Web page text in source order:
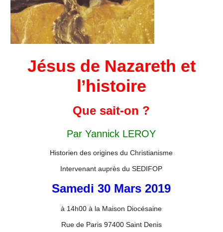
Jésus de Nazareth et
l’histoire
Que sait-on ?
Par Yannick LEROY
Historien des origines du Christianisme
Intervenant auprès du SEDIFOP
Samedi 30 Mars 2019
à 14h00 à la Maison Diocésaine
Rue de Paris 97400 Saint Denis